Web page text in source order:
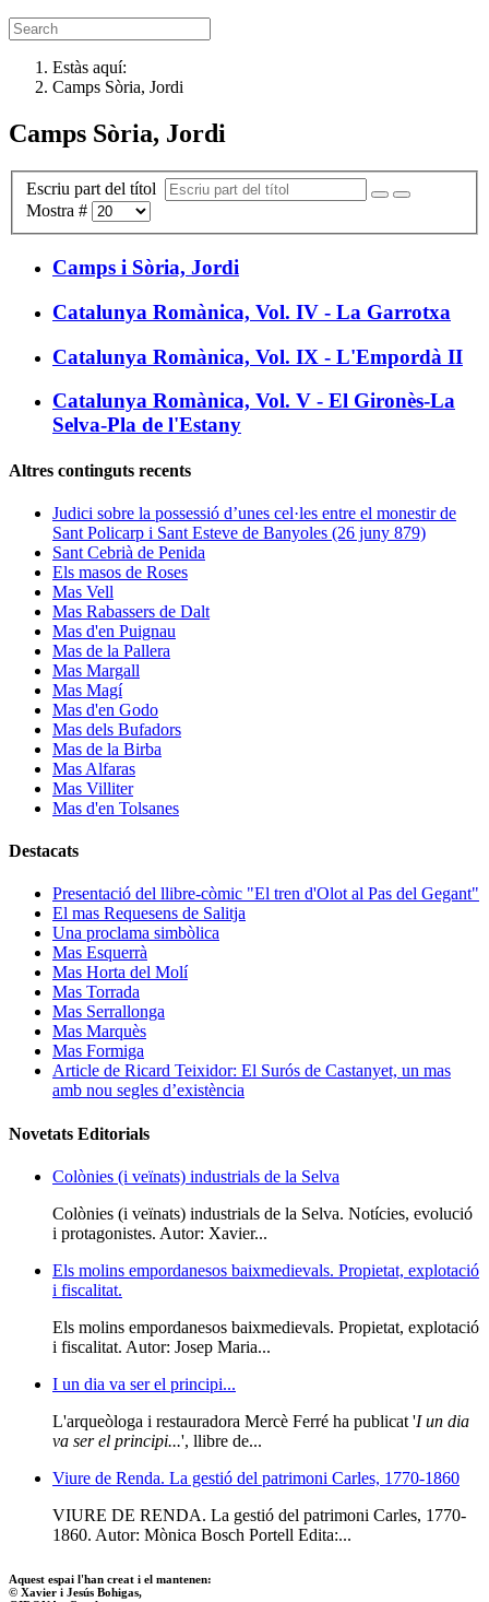
Estàs aquí:
Camps Sòria, Jordi
Camps Sòria, Jordi
Escriu part del títol
Mostra #
Camps i Sòria, Jordi
Catalunya Romànica, Vol. IV - La Garrotxa
Catalunya Romànica, Vol. IX - L'Empordà II
Catalunya Romànica, Vol. V - El Gironès-La
Selva-Pla de l'Estany
Altres continguts recents
Judici sobre la possessió d’unes cel·les entre el monestir de
Sant Policarp i Sant Esteve de Banyoles (26 juny 879)
Sant Cebrià de Penida
Els masos de Roses
Mas Vell
Mas Rabassers de Dalt
Mas d'en Puignau
Mas de la Pallera
Mas Margall
Mas Magí
Mas d'en Godo
Mas dels Bufadors
Mas de la Birba
Mas Alfaras
Mas Villiter
Mas d'en Tolsanes
Destacats
Presentació del llibre-còmic "El tren d'Olot al Pas del Gegant"
El mas Requesens de Salitja
Una proclama simbòlica
Mas Esquerrà
Mas Horta del Molí
Mas Torrada
Mas Serrallonga
Mas Marquès
Mas Formiga
Article de Ricard Teixidor: El Surós de Castanyet, un mas
amb nou segles d’existència
Novetats Editorials
Colònies (i veïnats) industrials de la Selva
Colònies (i veïnats) industrials de la Selva. Notícies, evolució
i protagonistes. Autor: Xavier...
Els molins empordanesos baixmedievals. Propietat, explotació
i fiscalitat.
Els molins empordanesos baixmedievals. Propietat, explotació
i fiscalitat. Autor: Josep Maria...
I un dia va ser el principi...
L'arqueòloga i restauradora Mercè Ferré ha publicat 'I un dia
va ser el principi...', llibre de...
Viure de Renda. La gestió del patrimoni Carles, 1770-1860
VIURE DE RENDA. La gestió del patrimoni Carles, 1770-
1860. Autor: Mònica Bosch Portell Edita:...
Aquest espai l'han creat i el mantenen:
© Xavier i Jesús Bohigas,